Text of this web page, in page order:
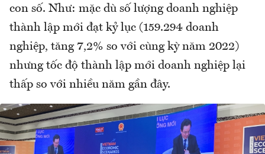
con số. Như: mặc dù số lượng doanh nghiệp
thành lập mới đạt kỷ lục (159.294 doanh
nghiệp, tăng 7,2% so với cùng kỳ năm 2022)
nhưng tốc độ thành lập mới doanh nghiệp lại
thấp so với nhiều năm gần đây.